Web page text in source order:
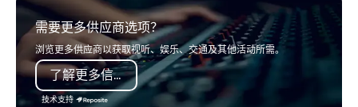
service set us apart. We deliver
smart, reliable solutions designed to
make the end-user experience
seamless from start to finish. We are
also a certified WOSB.
需要更多供应商选项？
浏览更多供应商以获取视听、娱乐、交通及其他活动所需。
了解更多信息
技术支持